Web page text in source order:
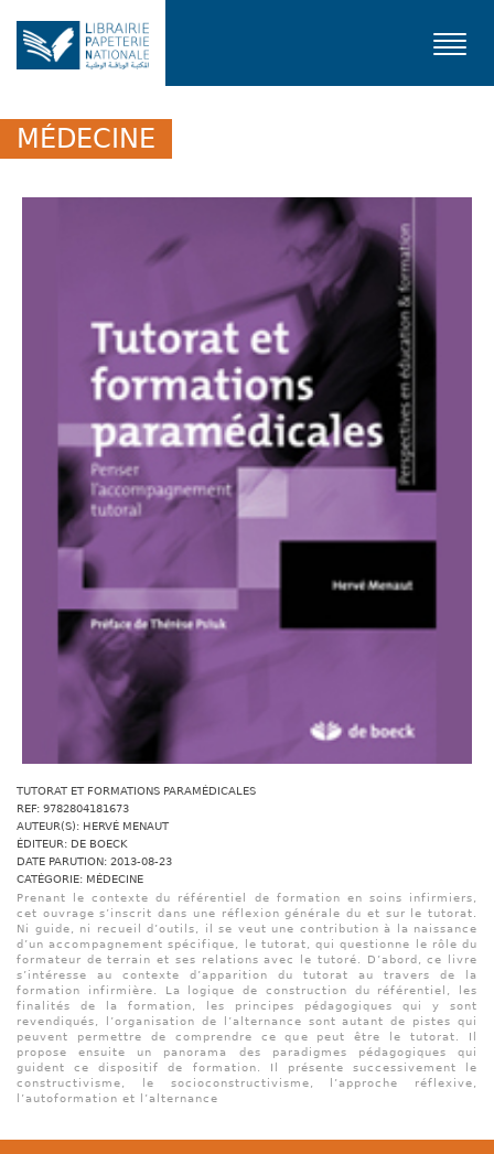
MÉDECINE
TUTORAT ET FORMATIONS PARAMÉDICALES
REF: 9782804181673
AUTEUR(S): HERVÉ MENAUT
ÉDITEUR: DE BOECK
DATE PARUTION: 2013-08-23
CATÉGORIE: MÉDECINE
Prenant le contexte du référentiel de formation en soins infirmiers,
cet ouvrage s’inscrit dans une réflexion générale du et sur le tutorat.
Ni guide, ni recueil d’outils, il se veut une contribution à la naissance
d’un accompagnement spécifique, le tutorat, qui questionne le rôle du
formateur de terrain et ses relations avec le tutoré. D’abord, ce livre
s’intéresse au contexte d’apparition du tutorat au travers de la
formation infirmière. La logique de construction du référentiel, les
finalités de la formation, les principes pédagogiques qui y sont
revendiqués, l’organisation de l’alternance sont autant de pistes qui
peuvent permettre de comprendre ce que peut être le tutorat. Il
propose ensuite un panorama des paradigmes pédagogiques qui
guident ce dispositif de formation. Il présente successivement le
constructivisme, le socioconstructivisme, l’approche réflexive,
l’autoformation et l’alternance